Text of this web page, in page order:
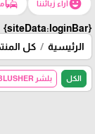
emoji_emotionsآراء زبائننا commute
{siteData:loginBar}
الرئيسية
كل
الكل بلشر BLUSHER